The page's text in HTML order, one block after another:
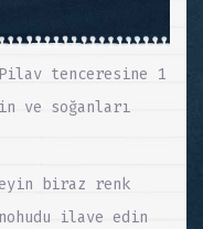
tenceresine 1
ve soğanları
biraz renk
ilave edin